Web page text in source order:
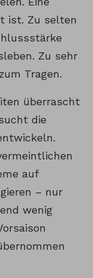
ist. Zu selten
Zu sehr
Tragen.
überrascht
die
auf
– nur
wenig